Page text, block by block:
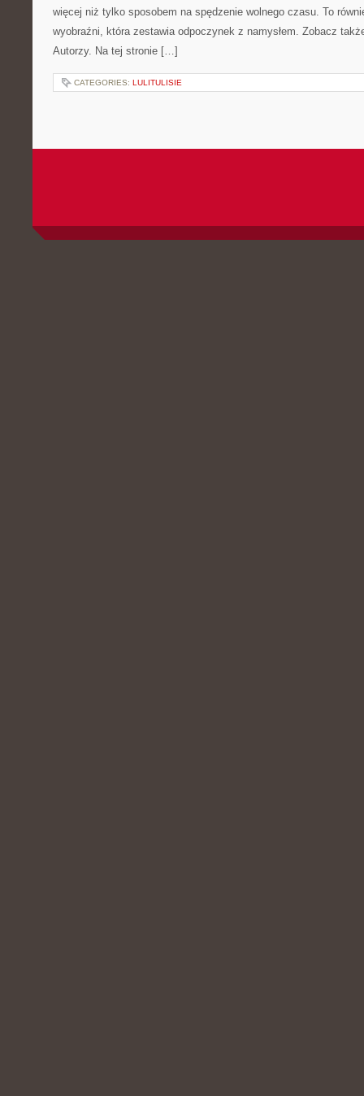
więcej niż tylko sposobem na spędzenie wolnego czasu. To
wyobraźni, która zestawia odpoczynek z namysłem. Zobacz
Autorzy. Na tej stronie […]
CATEGORIES: LULITULISIE